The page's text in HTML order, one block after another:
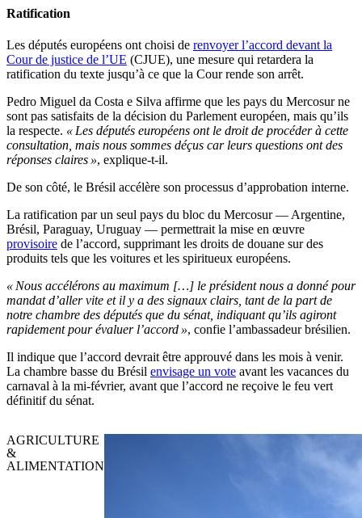
Ratification
Les députés européens ont choisi de renvoyer l’accord devant la
Cour de justice de l’UE (CJUE), une mesure qui retardera la
ratification du texte jusqu’à ce que la Cour rende son arrêt.
Pedro Miguel da Costa e Silva affirme que les pays du Mercosur ne
sont pas satisfaits de la décision du Parlement européen, mais qu’ils
la respecte. « Les députés européens ont le droit de procéder à cette
consultation, mais nous sommes déçus car leurs questions ont des
réponses claires », explique-t-il.
De son côté, le Brésil accélère son processus d’approbation interne.
La ratification par un seul pays du bloc du Mercosur — Argentine,
Brésil, Paraguay, Uruguay — permettrait la mise en œuvre
provisoire de l’accord, supprimant les droits de douane sur des
produits tels que les voitures et les spiritueux européens.
« Nous accélérons au maximum […] le président nous a donné pour
mandat d’aller vite et il y a des signaux clairs, tant de la part de
notre chambre des députés que du sénat, indiquant qu’ils agiront
rapidement pour évaluer l’accord », confie l’ambassadeur brésilien.
Il indique que l’accord devrait être approuvé dans les mois à venir.
La chambre basse du Brésil envisage un vote avant les vacances du
carnaval à la mi-février, avant que l’accord ne reçoive le feu vert
définitif du sénat.
AGRICULTURE
&
ALIMENTATION